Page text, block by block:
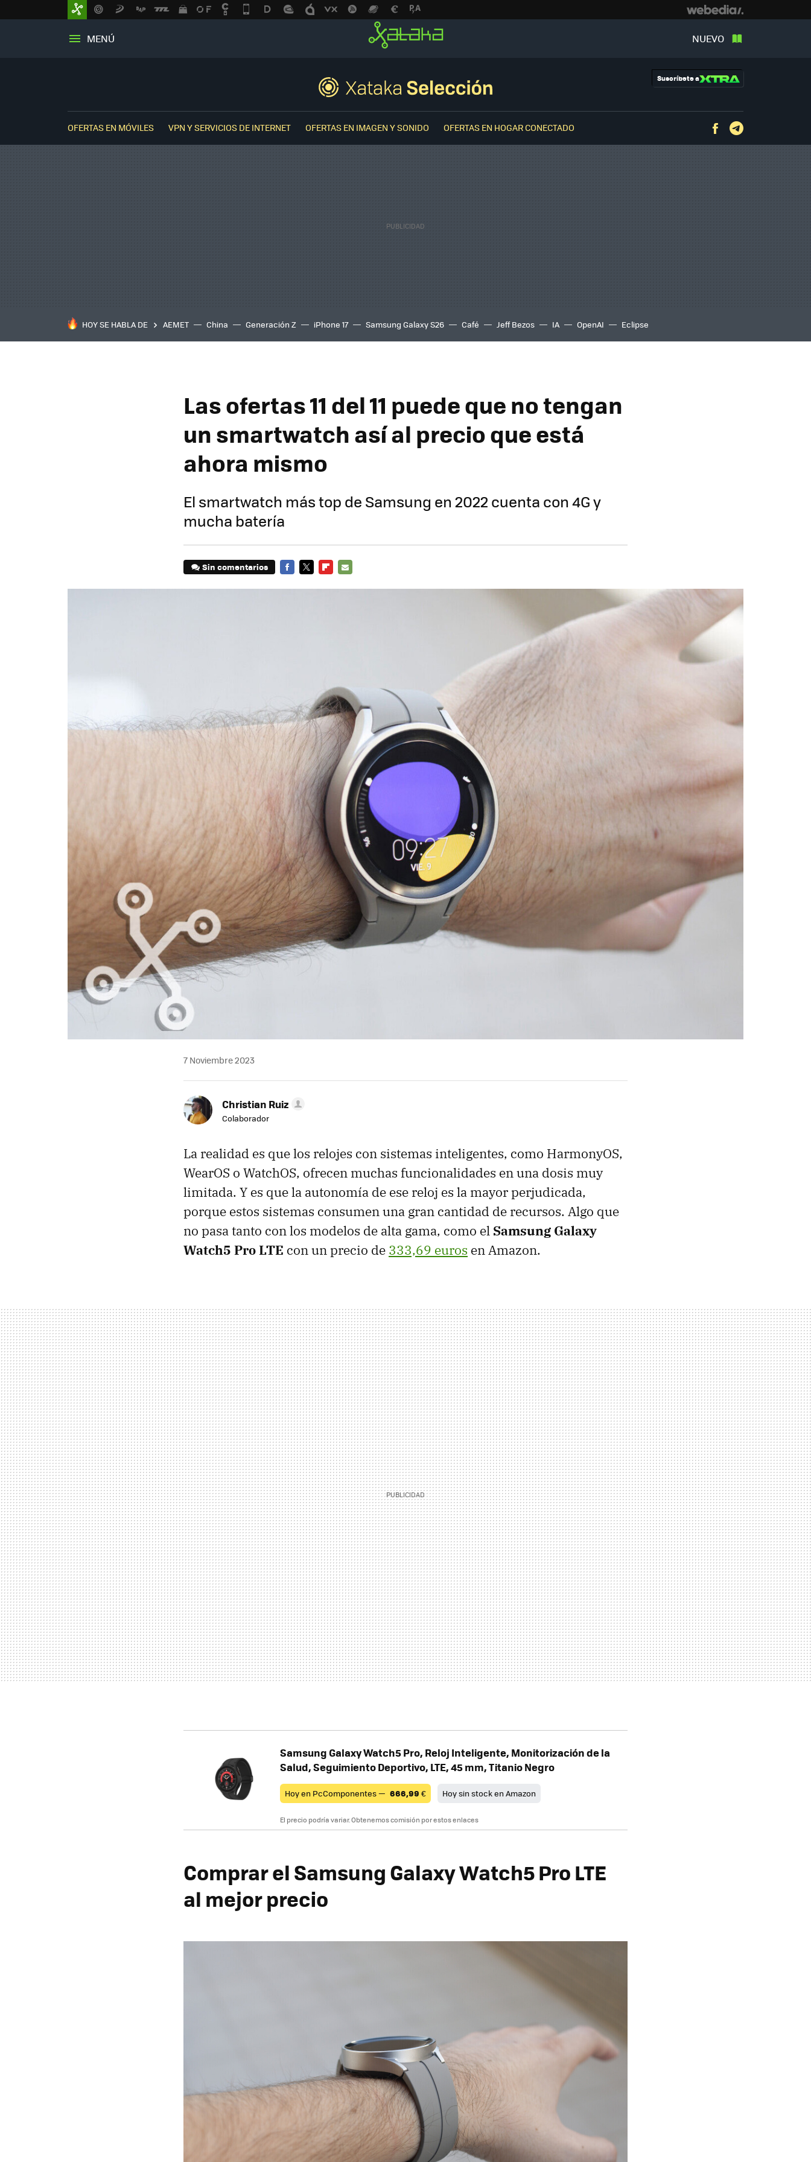
MENÚ NUEVO
Suscríbete a
OFERTAS EN MÓVILES VPN Y SERVICIOS DE INTERNET OFERTAS EN IMAGEN Y SONIDO OFERTAS EN HOGAR CONECTADO Facebook
HOY SE HABLA DE AEMET China Generación Z iPhone 17 Samsung Galaxy S26 Café Jeff Bezos IA OpenAI Eclipse
Las ofertas 11 del 11 puede que no tengan
un smartwatch así al precio que está
ahora mismo
El smartwatch más top de Samsung en 2022 cuenta con 4G y
mucha batería
Sin comentarios
7 Noviembre 2023
Christian Ruiz
Colaborador
La realidad es que los relojes con sistemas inteligentes, como HarmonyOS,
WearOS o WatchOS, ofrecen muchas funcionalidades en una dosis muy
limitada. Y es que la autonomía de ese reloj es la mayor perjudicada,
porque estos sistemas consumen una gran cantidad de recursos. Algo que
no pasa tanto con los modelos de alta gama, como el Samsung Galaxy
Watch5 Pro LTE con un precio de 333,69 euros en Amazon.
Samsung Galaxy Watch5 Pro, Reloj Inteligente, Monitorización de la
Salud, Seguimiento Deportivo, LTE, 45 mm, Titanio Negro
Hoy en PcComponentes — 666,99 € Hoy sin stock en Amazon
El precio podría variar. Obtenemos comisión por estos enlaces
Comprar el Samsung Galaxy Watch5 Pro LTE
al mejor precio